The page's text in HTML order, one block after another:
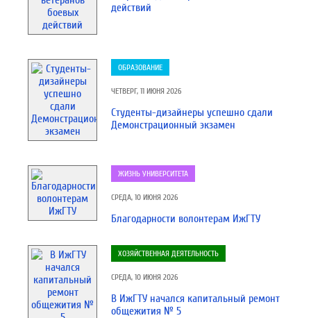
действий
ОБРАЗОВАНИЕ
ЧЕТВЕРГ, 11 ИЮНЯ 2026
Студенты-дизайнеры успешно сдали
Демонстрационный экзамен
ЖИЗНЬ УНИВЕРСИТЕТА
СРЕДА, 10 ИЮНЯ 2026
Благодарности волонтерам ИжГТУ
ХОЗЯЙСТВЕННАЯ ДЕЯТЕЛЬНОСТЬ
СРЕДА, 10 ИЮНЯ 2026
В ИжГТУ начался капитальный ремонт
общежития № 5